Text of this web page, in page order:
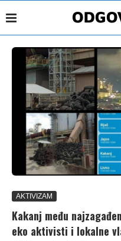
AKTIVIZAM
Kakanj među
eko aktivisti i lokalne